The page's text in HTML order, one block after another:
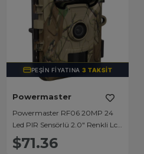
PEŞIN FIYATINA3 TAKSIT
Powermaster
Powermaster RF06 20MP 24
Led PIR Sensörlü 2.0" Renkli Lcd
Ekran 128GB SD Kart Destekli
Fotokapan Kamuflaj Kamera
$71.36